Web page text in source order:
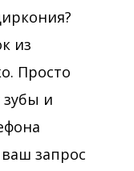
из
Просто
и
запрос